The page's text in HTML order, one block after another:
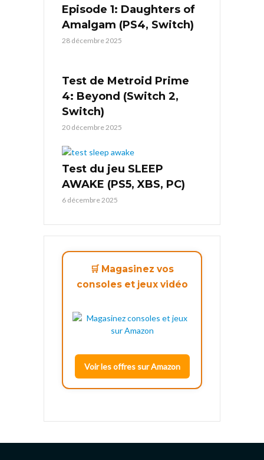
Episode 1: Daughters of
Amalgam (PS4, Switch)
28 décembre 2025
Test de Metroid Prime
4: Beyond (Switch 2,
Switch)
20 décembre 2025
Test du jeu SLEEP
AWAKE (PS5, XBS, PC)
6 décembre 2025
🛒 Magasinez vos
consoles et jeux vidéo
Voir les offres sur Amazon